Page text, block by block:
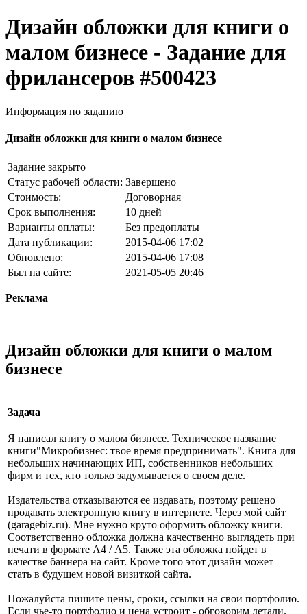
Дизайн обложки для книги о
малом бизнесе - Задание для
фрилансеров #500423
Информация по заданию
Дизайн обложки для книги о малом бизнесе
Задание закрыто
Статус рабочей области: Завершено
Стоимость:
Договорная
Срок выполнения:
10 дней
Варианты оплаты:
Без предоплаты
Дата публикации:
2015-04-06 17:02
Обновлено:
2015-04-06 17:08
Был на сайте:
2021-05-05 20:46
Реклама
Дизайн обложки для книги о малом
бизнесе
Задача
Я написал книгу о малом бизнесе. Техническое название
книги"Микробизнес: твое время предпринимать". Книга для
небольших начинающих ИП, собственников небольших
фирм и тех, кто только задумывается о своем деле.
Издательства отказываются ее издавать, поэтому решено
продавать электронную книгу в интернете. Через мой сайт
(garagebiz.ru). Мне нужно круто оформить обложку книги.
Соответственно обложка должна качественно выглядеть при
печати в формате А4 / A5. Также эта обложка пойдет в
качестве баннера на сайт. Кроме того этот дизайн может
стать в будущем новой визиткой сайта.
Пожалуйста пишите цены, сроки, ссылки на свои портфолио.
Если чье-то портфолио и цена устроит - обговорим детали.